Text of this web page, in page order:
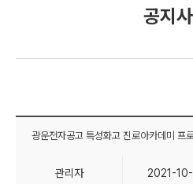
공지
광운전자공고 특성화고 진로아카데미 프
관리자 2021-